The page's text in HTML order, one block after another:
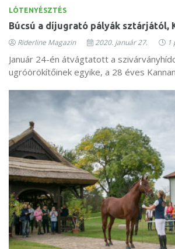
LÓTENYÉSZTÉS
Búcsú a díjugrató pályák sztárjától,
Riderline Magazin 2020. január 27. 1
Január 24-én átvágtatott a
ugróörökítőinek egyike, a 28 éves